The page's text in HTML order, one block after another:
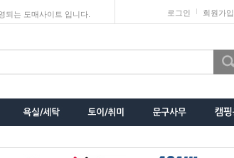
되는 도매사이트 입니다. 로그인 회원가입